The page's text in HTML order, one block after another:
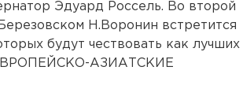
Эдуард Россель. Во второй
Н.Воронин встретится
будут чествовать как лучших
АЗИАТСКИЕ